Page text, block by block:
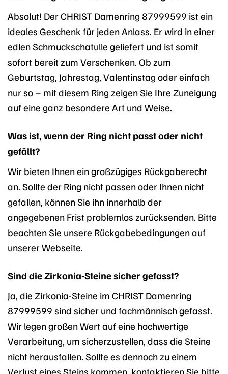
Absolut! Der CHRIST Damenring 87999599 ist ein
ideales Geschenk für jeden Anlass. Er wird in einer
edlen Schmuckschatulle geliefert und ist somit
sofort bereit zum Verschenken. Ob zum
Geburtstag, Jahrestag, Valentinstag oder einfach
nur so – mit diesem Ring zeigen Sie Ihre Zuneigung
auf eine ganz besondere Art und Weise.
Was ist, wenn der Ring nicht passt oder nicht
gefällt?
Wir bieten Ihnen ein großzügiges Rückgaberecht
an. Sollte der Ring nicht passen oder Ihnen nicht
gefallen, können Sie ihn innerhalb der
angegebenen Frist problemlos zurücksenden. Bitte
beachten Sie unsere Rückgabebedingungen auf
unserer Webseite.
Sind die Zirkonia-Steine sicher gefasst?
Ja, die Zirkonia-Steine im CHRIST Damenring
87999599 sind sicher und fachmännisch gefasst.
Wir legen großen Wert auf eine hochwertige
Verarbeitung, um sicherzustellen, dass die Steine
nicht herausfallen. Sollte es dennoch zu einem
Verlust eines Steins kommen, kontaktieren Sie bitte